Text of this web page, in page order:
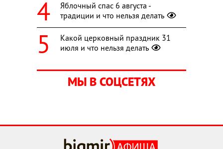
Яблочный спас 6 августа -
традиции и что нельзя делать
Какой церковный праздник 31
июля и что нельзя делать
МЫ В СОЦСЕТЯХ